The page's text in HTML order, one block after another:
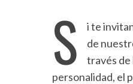
S
i te
de
través de
personalidad, el